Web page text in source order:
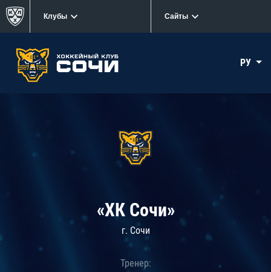
Клубы Сайты
РУ
«ХК Сочи»
г. Сочи
Тренер: